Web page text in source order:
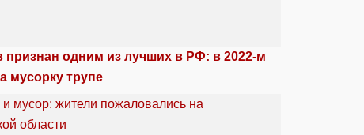
одним из лучших в РФ: в 2022-м
мусорку трупе